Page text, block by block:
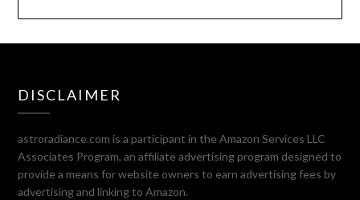
DISCLAIMER
astroradiance.com is a participant in the Amazon Services LLC
Associates Program, an affiliate advertising program designed to
provide a means for website owners to earn advertising fees by
advertising and linking to Amazon.